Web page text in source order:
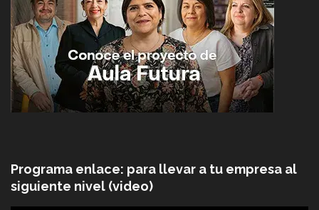
Programa enlace: para llevar a tu empresa al
siguiente nivel (video)